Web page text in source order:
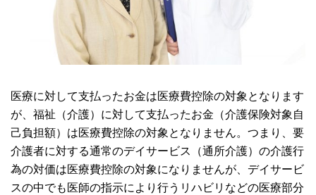
医療に対して支払ったお金は医療費控除の対象となります
が、福祉（介護）に対して支払ったお金（介護保険対象自
己負担額）は医療費控除の対象となりません。つまり、要
介護者に対する通常のデイサービス（通所介護）の介護行
為の対価は医療費控除の対象になりませんが、デイサービ
スの中でも医師の指示により行うリハビリなどの医療部分